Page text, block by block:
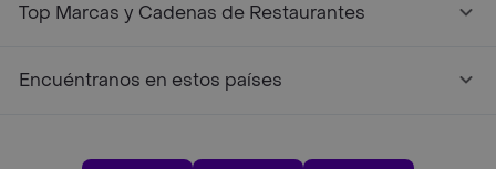
Top Marcas y Cadenas de Restaurantes
Encuéntranos en estos países